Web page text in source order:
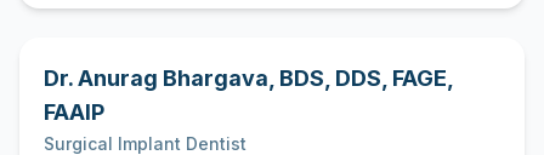
Dr. Anurag Bhargava BDS, DDS, FAGE,
FAAIP
Surgical Implant Dentist